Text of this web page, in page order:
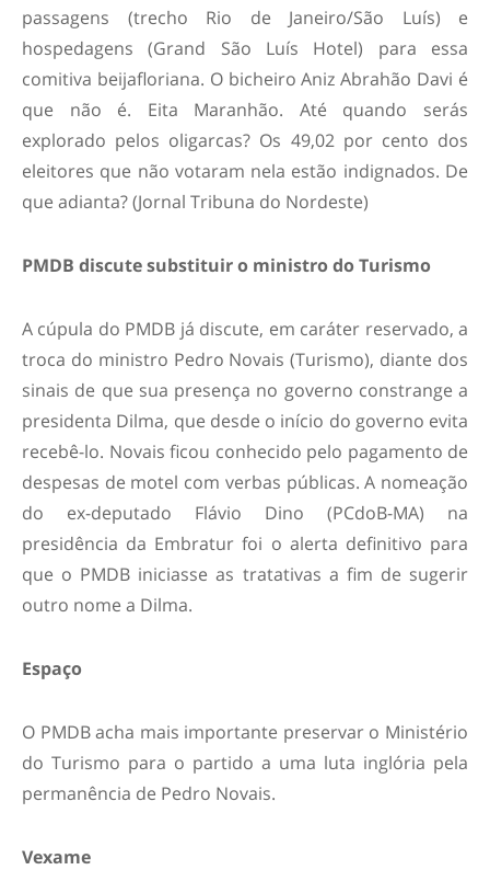
passagens (trecho Rio de Janeiro/São Luís) e
hospedagens (Grand São Luís Hotel) para essa
comitiva beijafloriana. O bicheiro Aniz Abrahão Davi é
que não é. Eita Maranhão. Até quando serás
explorado pelos oligarcas? Os 49,02 por cento dos
eleitores que não votaram nela estão indignados. De
que adianta? (Jornal Tribuna do Nordeste)
PMDB discute substituir o ministro do Turismo
A cúpula do PMDB já discute, em caráter reservado, a
troca do ministro Pedro Novais (Turismo), diante dos
sinais de que sua presença no governo constrange a
presidenta Dilma, que desde o início do governo evita
recebê-lo. Novais ficou conhecido pelo pagamento de
despesas de motel com verbas públicas. A nomeação
do ex-deputado Flávio Dino (PCdoB-MA) na
presidência da Embratur foi o alerta definitivo para
que o PMDB iniciasse as tratativas a fim de sugerir
outro nome a Dilma.
Espaço
O PMDB acha mais importante preservar o Ministério
do Turismo para o partido a uma luta inglória pela
permanência de Pedro Novais.
Vexame